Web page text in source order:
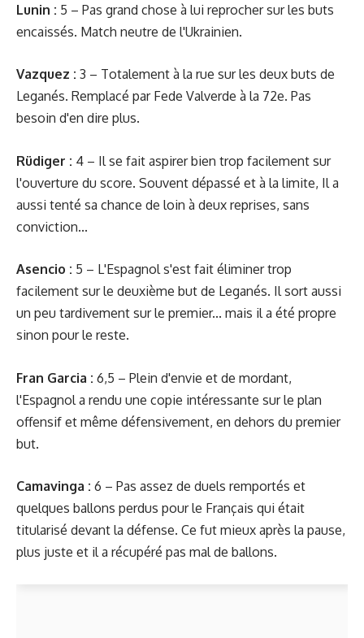
Lunin : 5 – Pas grand chose à lui reprocher sur les buts
encaissés. Match neutre de l'Ukrainien.
Vazquez : 3 – Totalement à la rue sur les deux buts de
Leganés. Remplacé par Fede Valverde à la 72e. Pas
besoin d'en dire plus.
Rüdiger : 4 – Il se fait aspirer bien trop facilement sur
l'ouverture du score. Souvent dépassé et à la limite, Il a
aussi tenté sa chance de loin à deux reprises, sans
conviction...
Asencio : 5 – L'Espagnol s'est fait éliminer trop
facilement sur le deuxième but de Leganés. Il sort aussi
un peu tardivement sur le premier... mais il a été propre
sinon pour le reste.
Fran Garcia : 6,5 – Plein d'envie et de mordant,
l'Espagnol a rendu une copie intéressante sur le plan
offensif et même défensivement, en dehors du premier
but.
Camavinga : 6 – Pas assez de duels remportés et
quelques ballons perdus pour le Français qui était
titularisé devant la défense. Ce fut mieux après la pause,
plus juste et il a récupéré pas mal de ballons.